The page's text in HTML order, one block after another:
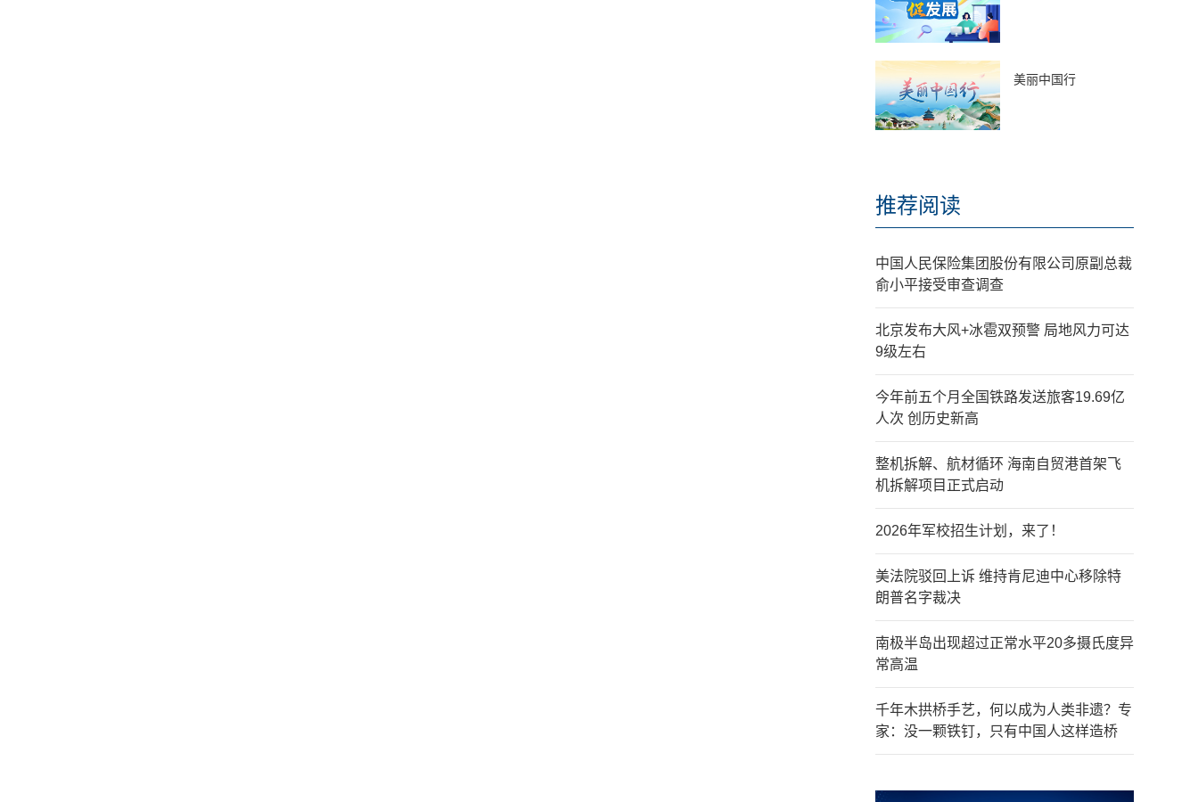
美丽中国行
推荐阅读
中国人民保险集团股份有限公司原副总裁
俞小平接受审查调查
北京发布大风+冰雹双预警 局地风力可达
9级左右
今年前五个月全国铁路发送旅客19.69亿
人次 创历史新高
整机拆解、航材循环 海南自贸港首架飞
机拆解项目正式启动
2026年军校招生计划，来了！
美法院驳回上诉 维持肯尼迪中心移除特
朗普名字裁决
南极半岛出现超过正常水平20多摄氏度异
常高温
千年木拱桥手艺，何以成为人类非遗？专
家：没一颗铁钉，只有中国人这样造桥